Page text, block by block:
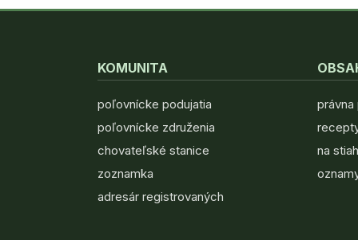
KOMUNITA
poľovnícke podujatia
poľovnícke združenia
chovateľské stanice
zoznamka
adresár registrovaných
právna
na